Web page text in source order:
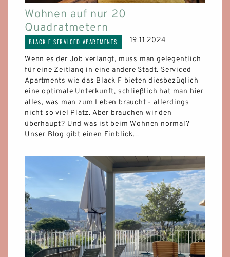
Wohnen auf nur 20
Quadratmetern
BLACK F SERVICED APARTMENTS 19.11.2024
Wenn es der Job verlangt, muss man gelegentlich
für eine Zeitlang in eine andere Stadt. Serviced
Apartments wie das Black F bieten diesbezüglich
eine optimale Unterkunft, schließlich hat man hier
alles, was man zum Leben braucht - allerdings
nicht so viel Platz. Aber brauchen wir den
überhaupt? Und was ist beim Wohnen normal?
Unser Blog gibt einen Einblick...